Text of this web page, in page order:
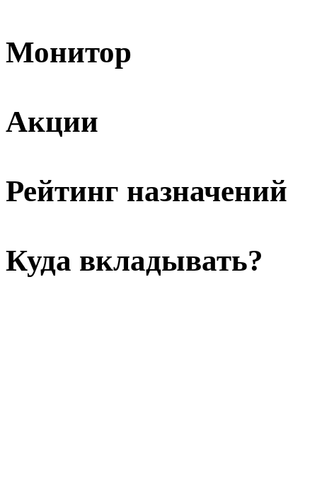
Монитор
Акции
Рейтинг назначений
Куда вкладывать?